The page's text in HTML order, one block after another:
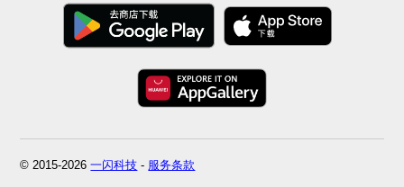
© 2015-2026一闪科技 - 服务条款